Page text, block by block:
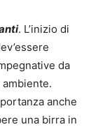
. L’inizio di
da
anche
una birra in